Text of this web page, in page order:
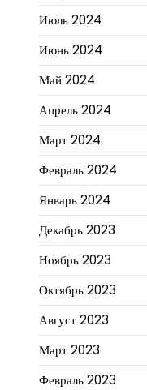
Июль 2024
Июнь 2024
Май 2024
Апрель 2024
Март 2024
Февраль 2024
Январь 2024
Декабрь 2023
Ноябрь 2023
Октябрь 2023
Август 2023
Март 2023
Февраль 2023